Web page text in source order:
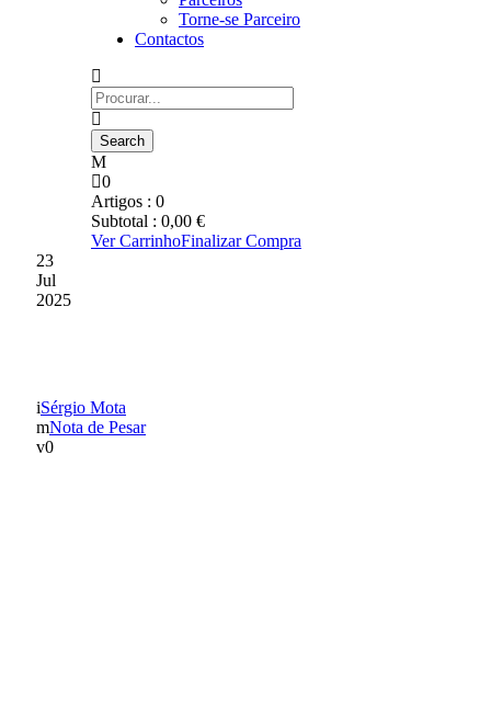
Torne-se Parceiro
Contactos
0
Artigos : 0
Subtotal : 0,00 €
Ver CarrinhoFinalizar Compra
23
Jul
2025
Sérgio Mota
Nota de Pesar
0